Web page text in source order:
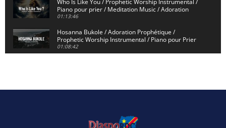
Piano pour prier / Meditation Music / Adoration
01:13:46
Hosanna Bukole / Adoration Prophétique /
Prophetic Worship Instrumental / Piano pour Prier
01:08:42
Dieu de Secours - God of Rescue / Adoration
Yahweh Sabaoth / Prophetic Worship Instrumental